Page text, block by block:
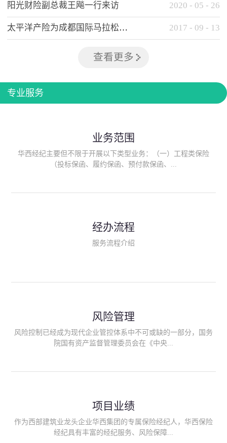
阳光财险副总裁王飚一行来访 2020 - 05 - 26
太平洋产险为成都国际马拉松提供全方位保险保障 2017 - 09 - 13
查看更多
专业服务
业务范围
华西经纪主要但不限于开展以下类型业务：（一）工程类保险
（投标保函、履约保函、预付款保函、...
险、政府公共安全责任保险/自然灾害公众责任保险、精神病监护
人责任险、首台套/首版次保险、科技保险等）；（三）传统财产
险产品；（六）保险招投标业务。随着业务的开展，华西经纪会
供专业、优质的保险经纪服务。
经办流程
服务流程介绍
风险管理
风险控制已经成为现代企业管控体系中不可或缺的一部分，国务
院国有资产监督管理委员会在《中央...
能够为客户降低风险管理成本，提高经营效率；能够为企业提供
从风险评估、风险分析、风险防范、风险转移到灾后防损、索赔
等全方位、全过程、专家式的服务，拓展和深化由保险公司提供
项目业绩
作为西部建筑业龙头企业华西集团的专属保险经纪人，华西保险
经纪具有丰富的经纪服务、风险保障...